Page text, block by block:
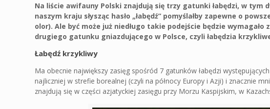
Na liście awifauny Polski znajdują się trzy gatunki łabędzi, w
naszym kraju słysząc hasło „łabędź” pomyślałby zapewne o
olor). Ale być może już niedługo takie podejście będzie
drugiego gatunku gniazdującego w Polsce, czyli łabędzia
Łabędź krzykliwy
Ma obecnie największy zasięg spośród 7 gatunków łabędzi
najliczniej w strefie borealnej (czyli na północy Europy i Azji) i znacznie
znajdują się w części azjatyckiej zasięgu przy Morzu Kaspijskim, w